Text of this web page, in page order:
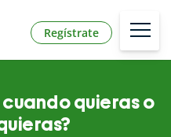
Regístrate
quieras o